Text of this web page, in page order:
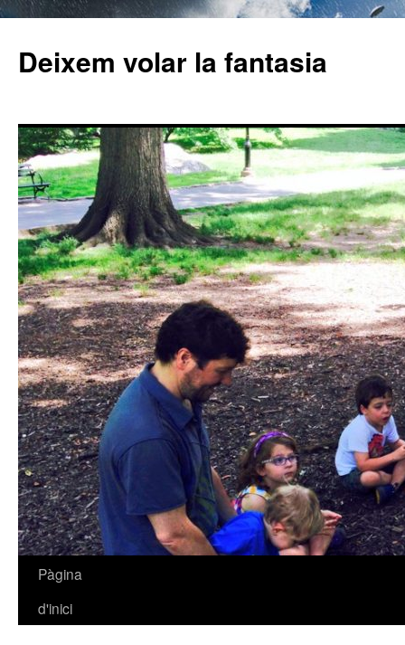
Deixem volar la fantasia
Vés
Pàgina
d'inici